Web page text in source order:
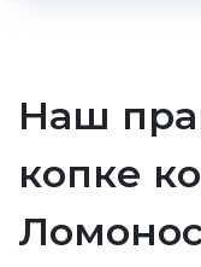
Наш
копке